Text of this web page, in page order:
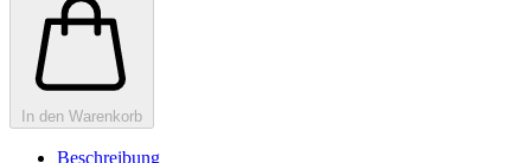
In den Warenkorb
Beschreibung